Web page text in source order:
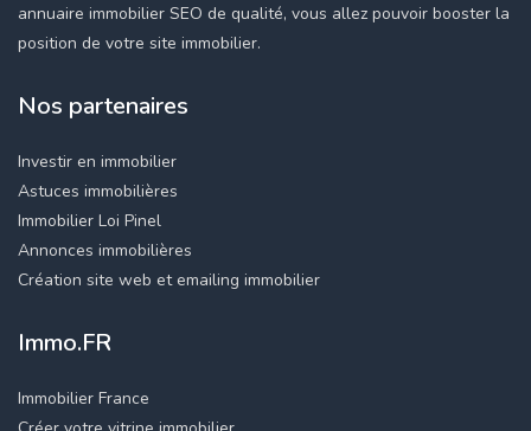
annuaire immobilier SEO de qualité, vous allez pouvoir booster la
position de votre site immobilier.
Nos partenaires
Investir en immobilier
Astuces immobilières
Immobilier Loi Pinel
Annonces immobilières
Création site web et emailing immobilier
Immo.FR
Immobilier France